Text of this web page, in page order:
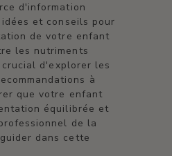
d'information
et conseils pour
de votre enfant
les nutriments
d'explorer les
à
que votre enfant
équilibrée et
de la
dans cette